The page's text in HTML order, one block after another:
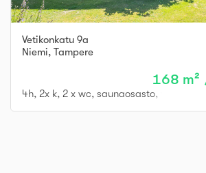
Vetikonkatu 9a
Niemi, Tampere
168 m²
4h, 2x k, 2 x wc, saunaosasto,